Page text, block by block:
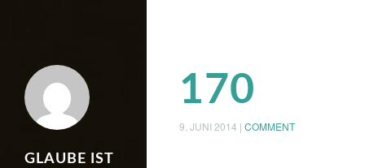
GLAUBE IST
170
9. JUNI 2014 | COMMENT